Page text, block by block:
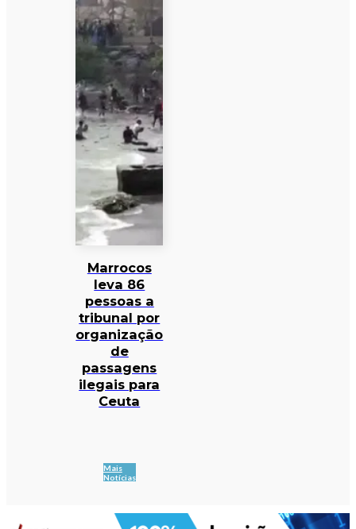
Marrocos
leva 86
pessoas a
tribunal por
organização
de
passagens
ilegais para
Ceuta
Mais
Notícias